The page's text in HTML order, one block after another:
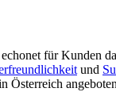
für Kunden
und
Österreich